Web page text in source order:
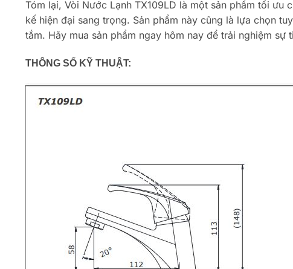
Tóm lại, Vòi Nước Lạnh TX109LD là một sản phẩm tối
kế hiện đại sang trọng. Sản phẩm này cũng là lựa chọn
tắm. Hãy mua sản phẩm ngay hôm nay để trải nghiệm
THÔNG SỐ KỸ THUẬT: